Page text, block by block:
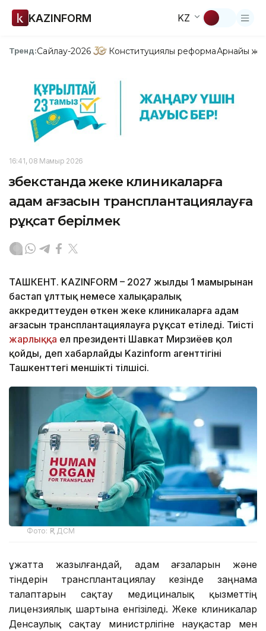
KAZINFORM KZ
Тренд:Сайлау-2026 Конституциялық реформаАрнайы
16:41, 08 Мамыр 2026
Өзбекстанда жеке клиникаларға
адам ағзасын трансплантациялауға
рұқсат берілмек
ТАШКЕНТ. KAZINFORM – 2027 жылдың 1 мамырынан
бастап ұлттық немесе халықаралық
аккредиттеуден өткен жеке клиникаларға адам
ағзасын трансплантациялауға рұқсат етіледі. Тиісті
жарлыққа ел президенті Шавкат Мирзиёев қол
қойды, деп хабарлайды Kazinform агенттігінің
Ташкенттегі меншікті тілшісі.
Фото: ҚР ДСМ
Құжатта жазылғандай, адам ағзаларын және
тіндерін трансплантациялау кезінде заңнама
талаптарын сақтау медициналық қызметтің
лицензиялық шартына енгізіледі. Жеке клиникалар
Денсаулық сақтау министрлігіне науқастар мен